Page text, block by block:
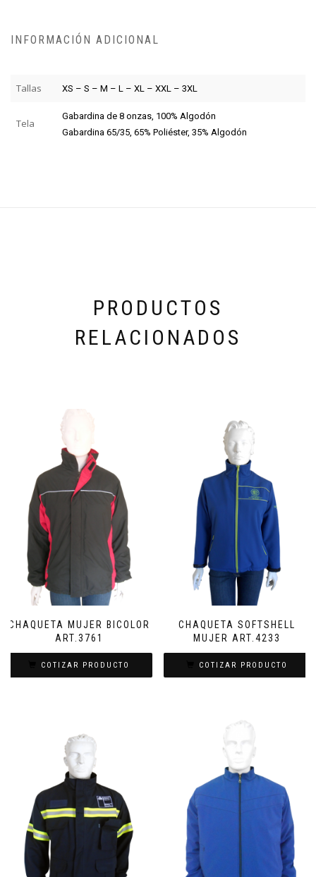
INFORMACIÓN ADICIONAL
Tallas XS – S – M – L – XL – XXL – 3XL
Tela
Gabardina de 8 onzas, 100% Algodón
Gabardina 65/35, 65% Poliéster, 35% Algodón
PRODUCTOS
RELACIONADOS
CHAQUETA MUJER BICOLOR
ART.3761
COTIZAR PRODUCTO
CHAQUETA SOFTSHELL
MUJER ART.4233
COTIZAR PRODUCTO